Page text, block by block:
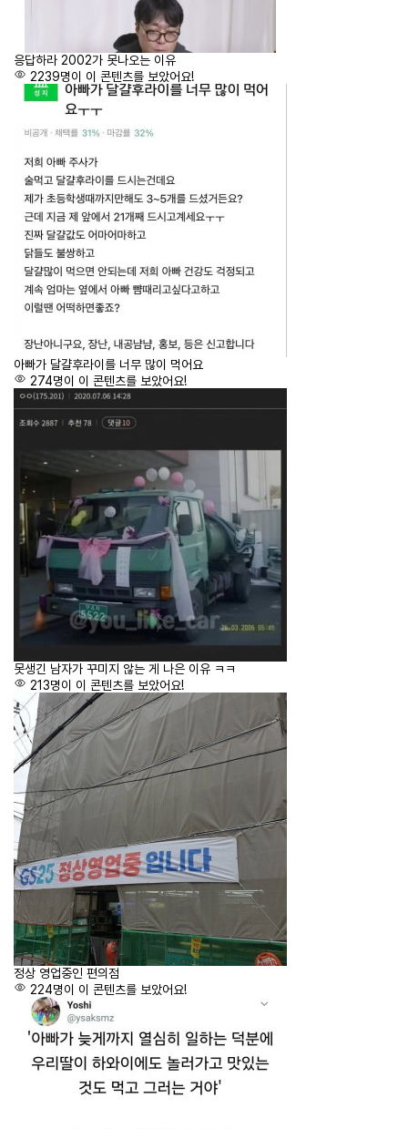
응답하라 2002가 못나오는 이유
2239명이 이 콘텐츠를 보았어요!
아빠가 달걀후라이를 너무 많이 먹어요
274명이 이 콘텐츠를 보았어요!
못생긴 남자가 꾸미지 않는 게 나은 이유 ㅋㅋ
213명이 이 콘텐츠를 보았어요!
정상 영업중인 편의점
224명이 이 콘텐츠를 보았어요!